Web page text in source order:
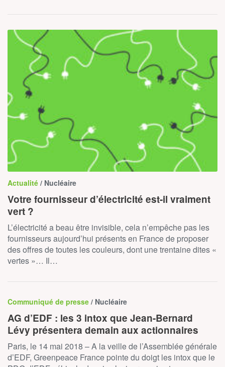
Actualité / Nucléaire
Votre fournisseur d’électricité est-il vraiment
vert ?
L’électricité a beau être invisible, cela n’empêche pas les
fournisseurs aujourd’hui présents en France de proposer
des offres de toutes les couleurs, dont une trentaine dites «
vertes »… Il…
Communiqué de presse / Nucléaire
AG d’EDF : les 3 intox que Jean-Bernard
Lévy présentera demain aux actionnaires
Paris, le 14 mai 2018 – A la veille de l’Assemblée générale
d’EDF, Greenpeace France pointe du doigt les intox que le